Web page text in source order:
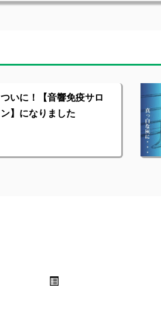
ついに！【音響免疫サロ
ン】になりました